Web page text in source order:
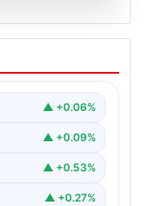
ekranı
canlı kilo
İl İl Detaylar”,
▲ +0.06%
▲ +0.09%
▲ +0.53%
▲ +0.27%